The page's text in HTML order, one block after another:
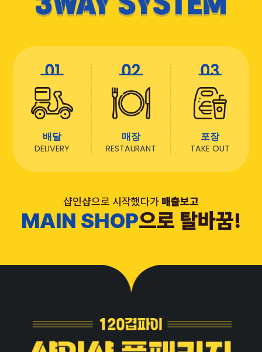
배달
DELIVERY
매장
RESTAURANT
포장
TAKE OUT
샵인샵으로 시작했다가 매출보고
MAIN SHOP으로 탈바꿈!